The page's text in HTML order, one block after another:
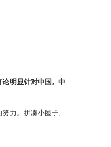
明显针对中国。中
力。拼凑小圈子、